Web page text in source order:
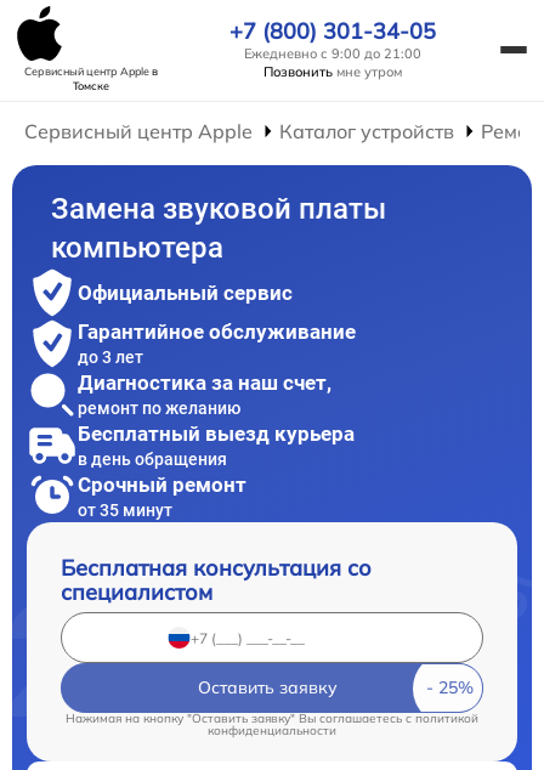
Сервисный центр Appleв
Томске
+7 (800) 301-34-05
Ежедневно с 9:00 до 21:00
Позвонить мне утром
Сервисный центр Apple Каталог устройств
Замена звуковой платы
компьютера
Официальный сервис
Гарантийное обслуживание
до 3 лет
Диагностика за наш счет,
ремонт по желанию
Бесплатный выезд курьера
в день обращения
Срочный ремонт
от 35 минут
Бесплатная консультация со
специалистом
Оставить заявку
Нажимая на кнопку "Оставить заявку" Вы соглашаетесь cполитикой
конфиденциальности